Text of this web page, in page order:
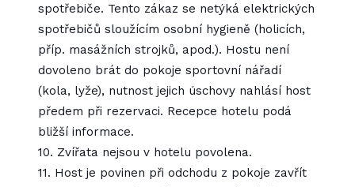
spotřebiče. Tento zákaz se netýká elektrických
spotřebičů sloužícím osobní hygieně (holicích,
příp. masážních strojků, apod.). Hostu není
dovoleno brát do pokoje sportovní nářadí
(kola, lyže), nutnost jejich úschovy nahlásí host
předem při rezervaci. Recepce hotelu podá
bližší informace.
10. Zvířata nejsou v hotelu povolena.
11. Host je povinen při odchodu z pokoje zavřít